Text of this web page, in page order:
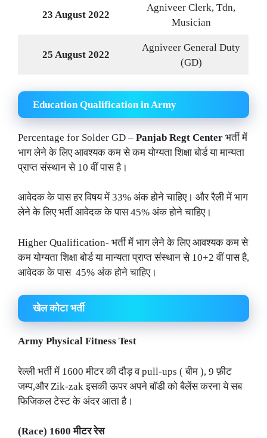
23 August 2022
Agniveer Clerk, Tdn,
Musician
25 August 2022
Agniveer General Duty
(GD)
Education Qualification in Army
Percentage for Solder GD – Panjab Regt Center भर्ती में
भाग लेने के लिए आवश्यक कम से कम योग्यता शिक्षा बोर्ड या मान्यता
प्राप्त संस्थान से 10 वीं पास है।
आवेदक के पास हर विषय में 33% अंक होने चाहिए। और रैली में भाग
लेने के लिए भर्ती आवेदक के पास 45% अंक होने चाहिए।
Higher Qualification- भर्ती में भाग लेने के लिए आवश्यक कम से
कम योग्यता शिक्षा बोर्ड या मान्यता प्राप्त संस्थान से 10+2 वीं पास है,
आवेदक के पास 45% अंक होने चाहिए।
खेल कोटा भर्ती
Army Physical Fitness Test
रेल्ली भर्ती में 1600 मीटर की दौड़ व pull-ups ( बीम ), 9 फ़ीट
जम्प,और Zik-zak इसकी ऊपर अपने बॉडी को बैलेंस करना ये सब
फिजिकल टेस्ट के अंदर आता है।
(Race) 1600 मीटर रेस